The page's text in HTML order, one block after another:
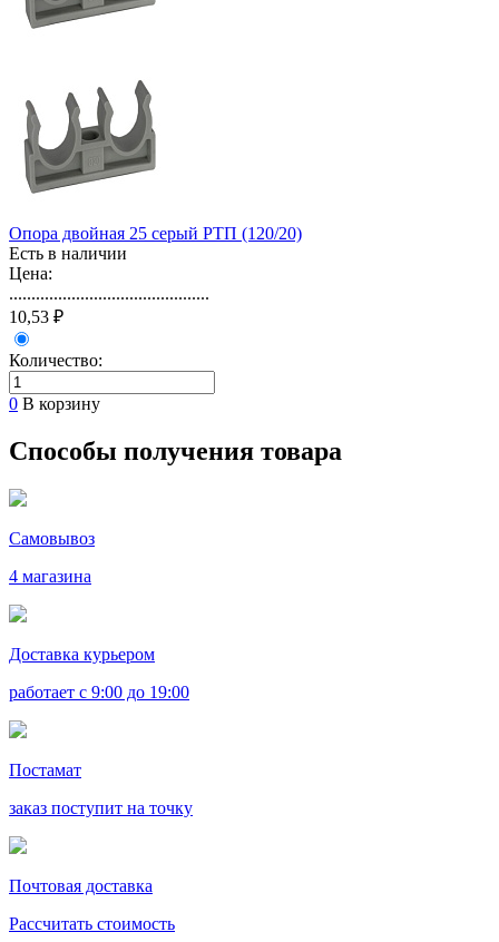
Опора двойная 25 серый РТП (120/20)
Есть в наличии
Цена:
.............................................
10,53 ₽
Количество:
0 В корзину
Способы получения товара
Самовывоз
4 магазина
Доставка курьером
работает с 9:00 до 19:00
Постамат
заказ поступит на точку
Почтовая доставка
Рассчитать стоимость